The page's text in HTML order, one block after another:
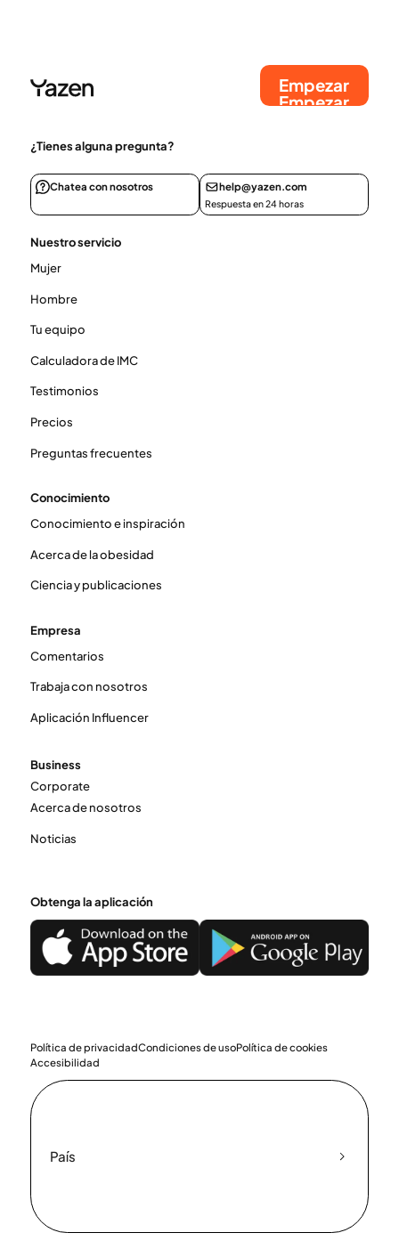
Empezar
Empezar
¿Tienes alguna pregunta?
Chatea con nosotros help@yazen.com
Respuesta en 24 horas
Nuestro servicio
Mujer
Hombre
Tu equipo
Calculadora de IMC
Testimonios
Precios
Preguntas frecuentes
Conocimiento
Conocimiento e inspiración
Acerca de la obesidad
Ciencia y publicaciones
Empresa
Comentarios
Trabaja con nosotros
Aplicación Influencer
Business
Corporate
Acerca de nosotros
Noticias
Obtenga la aplicación
Política de privacidadCondiciones de usoPolítica de cookies
Accesibilidad
País